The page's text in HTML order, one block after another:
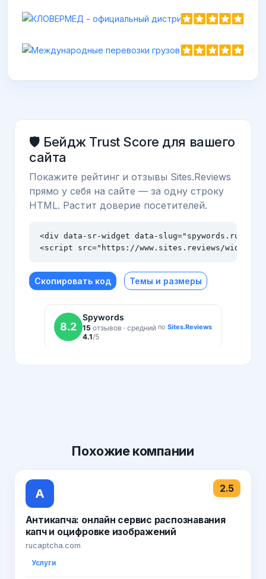
🛡️ Бейдж Trust Score для вашего
сайта
Покажите рейтинг и отзывы Sites.Reviews
прямо у себя на сайте — за одну строку
HTML. Растит доверие посетителей.
<div data-sr-widget data-slug="spywords.ru"
<script src="https://www.sites.reviews/
Скопировать код Темы и размеры
Похожиекомпании
А 2.5
Антикапча: онлайн сервис распознавания
капч и оцифровке изображений
rucaptcha.com
Услуги